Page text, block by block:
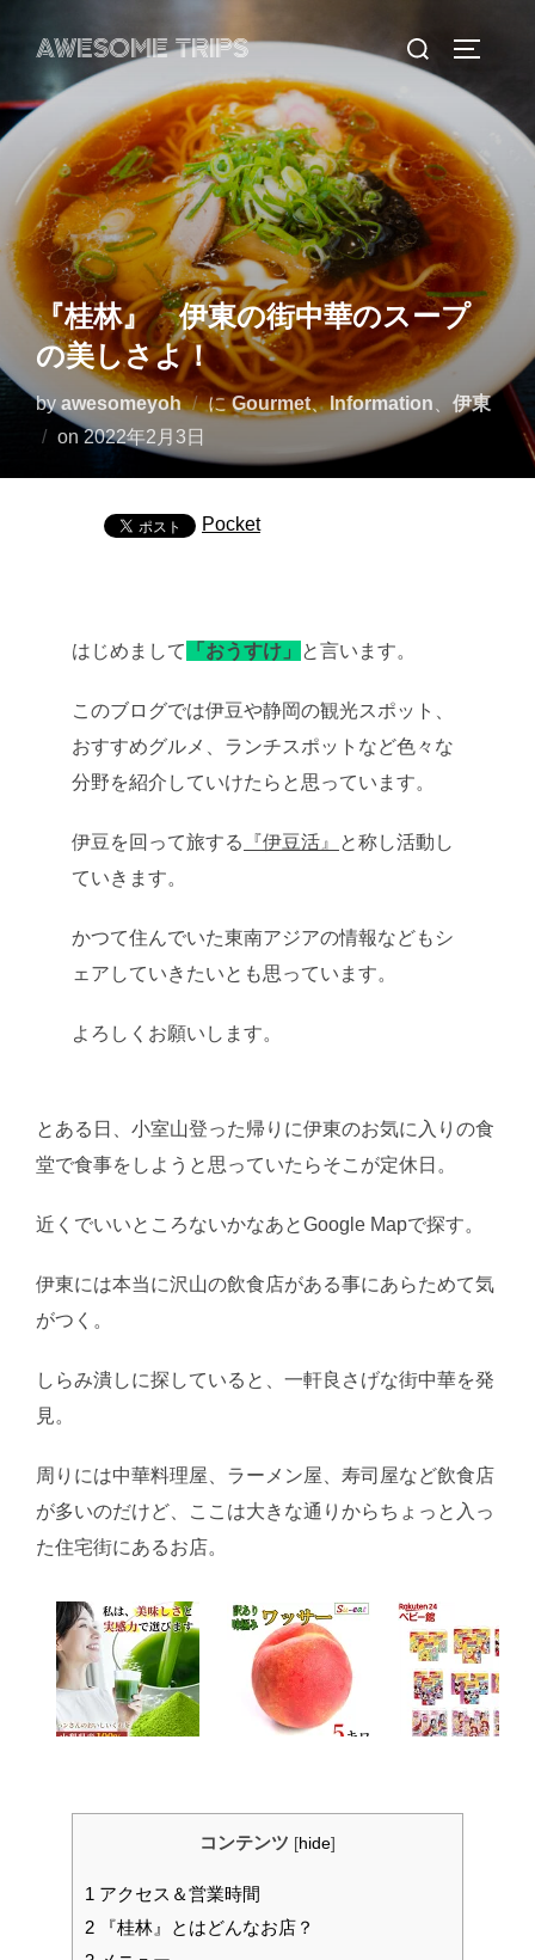
ン
ツ
ス
キ
ッ
AWESOME TRIPS
検
索
対
象:
『桂林』 伊東の街中華のスープ
の美しさよ！
by awesomeyoh にGourmet、Information
伊東
on 投
2022年2月3日
Pocket
はじめまして 「おうすけ」 と言います。
このブログでは伊豆や静岡の観光スポット、
おすすめグルメ、ランチスポットなど色々な
分野を紹介していけたらと思っています。
伊豆を回って旅する 『伊豆活』
と称し活動し
ていきます。
かつて住んでいた東南アジアの情報などもシ
ェアしていきたいとも思っています。
よろしくお願いします。
とある日、小室山登った帰りに伊東のお気に入りの食
堂で食事をしようと思っていたらそこが定休日。
近くでいいところないかなあとGoogle Mapで探す。
伊東には本当に沢山の飲食店がある事にあらためて気
がつく。
しらみ潰しに探していると、一軒良さげな街中華を発
見。
周りには中華料理屋、ラーメン屋、寿司屋など飲食店
が多いのだけど、ここは大きな通りからちょっと入っ
た住宅街にあるお店。
コンテンツ [hide]
1 アクセス＆営業時間
2 『桂林』とはどんなお店？